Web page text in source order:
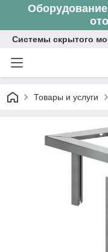
Системы скрытого
Товары и услуги